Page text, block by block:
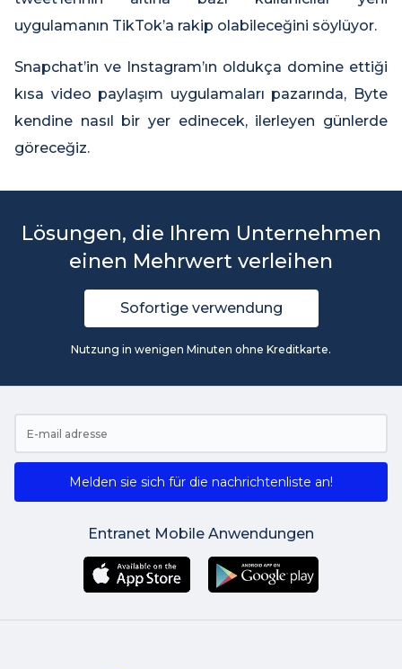
uygulamanın TikTok’a rakip olabileceğini söylüyor.
Snapchat’in ve Instagram’ın oldukça domine ettiği
kısa video paylaşım uygulamaları pazarında, Byte
kendine nasıl bir yer edinecek, ilerleyen günlerde
göreceğiz.
Lösungen, die Ihrem Unternehmen
einen Mehrwert verleihen
Sofortige verwendung
Nutzung in wenigen Minuten ohne Kreditkarte.
Melden sie sich für die nachrichtenliste an!
Entranet Mobile Anwendungen